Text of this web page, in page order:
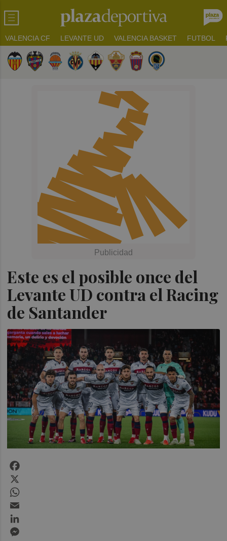
VALENCIA CF LEVANTE UD VALENCIA BASKET FUTBOL
Este es el posible once del
Levante UD contra el Racing
de Santander